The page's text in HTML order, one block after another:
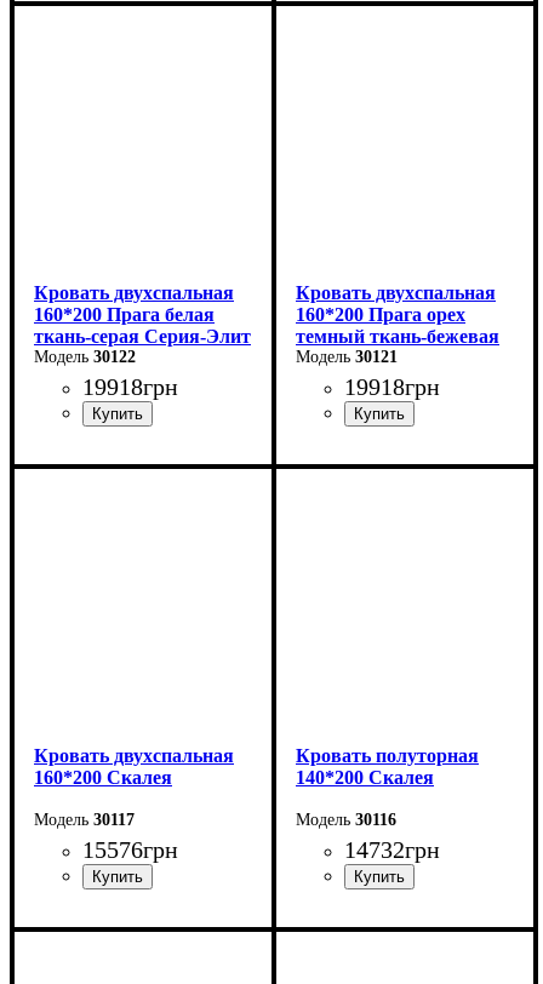
Ширина: 168 см
Ширина: 168 см
Кровать двухспальная
160*200 Прага белая
ткань-серая Серия-Элит
30122
19918грн
Ширина: 168 см
Кровать двухспальная
160*200 Прага орех
темный ткань-бежевая
Серия-Элит
30121
19918грн
Ширина: 168 см
Кровать двухспальная
160*200 Скалея
30117
15576грн
Ширина: 176 см
Кровать полуторная
140*200 Скалея
30116
14732грн
Ширина: 156 см